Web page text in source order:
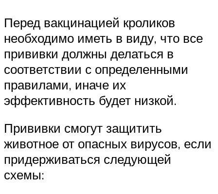
Перед вакцинацией кроликов
необходимо иметь в виду, что все
прививки должны делаться в
соответствии с определенными
правилами, иначе их
эффективность будет низкой.
Прививки смогут защитить
животное от опасных вирусов, если
придерживаться следующей
схемы: